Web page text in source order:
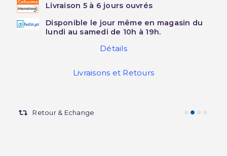
Livraison 5 à 6 jours ouvrés
Disponible le jour même en magasin du
lundi au samedi de 10h à 19h.
Détails
Livraisons et Retours
Retour & Echange